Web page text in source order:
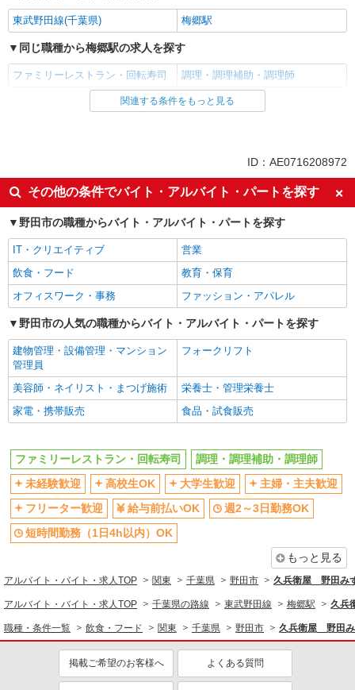
東武野田線(千葉県) 梅郷駅
同じ職種から梅郷駅の求人を探す
ファミリーレストラン・回転寿司 調理・調理補助・調理師
同じ雇用形態から梅郷駅の求人を探す
未経験歓迎
高校生OK
大学生歓迎
主婦・主夫歓迎
フリーター歓迎
給与前払いOK
週2～3日勤務OK
短時間勤務（1日4h以内）OK
車通勤OK
交通費支給
まかない・食事補助
社割・特典あり
制服貸与
社員登用あり
同じ職種から求人を探す
飲食・フード
調理・調理補助・調理師
未経験歓迎
高校生OK
大学生歓迎
週2～3日勤務OK
短時間勤務（1日4h以内）OK
車通勤OK
交通費支給
関連する条件をもっと見る
ID：AE0716208972
その他の条件でバイト・アルバイト・パートを探す
野田市の職種からバイト・アルバイト・パートを探す
IT・クリエイティブ
営業
飲食・フード
教育・保育
オフィスワーク・事務
ファッション・アパレル
野田市の人気の職種からバイト・アルバイト・パートを探す
建物管理・設備管理・マンション
管理員
フォークリフト
美容師・ネイリスト・まつげ施術
栄養士・管理栄養士
家電・携帯販売
食品・試食販売
ファミリーレストラン・回転寿司
調理・調理補助・調理師
未経験歓迎
高校生OK 大学生歓迎
主婦・主夫歓迎
フリーター歓迎
給与前払いOK
週2～3日勤務OK
短時間勤務（1日4h以内）OK
もっと見る
アルバイト・バイト・求人TOP 関東 千葉県 野田市 久兵衛屋 野田み
アルバイト・バイト・求人TOP 千葉県の路線 東武野田線 梅郷駅 久兵
職種・条件一覧 飲食・フード 関東 千葉県 野田市 久兵衛屋 野田み
掲載ご希望のお客様へ よくある質問